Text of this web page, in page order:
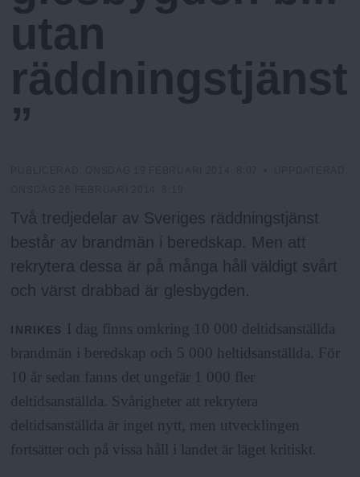
N
u
n
utan
räddningstjänst
”
Två tredjedelar av Sveriges räddningstjänst
består av brandmän i beredskap. Men att
rekrytera dessa är på många håll väldigt svårt
och värst drabbad är glesbygden.
INRIKES
I dag finns omkring 10 000 deltidsanställda
brandmän i beredskap och 5 000 heltidsanställda. För
10 år sedan fanns det ungefär 1 000 fler
deltidsanställda. Svårigheter att rekrytera
deltidsanställda är inget nytt, men utvecklingen
fortsätter och på vissa håll i landet är läget kritiskt.